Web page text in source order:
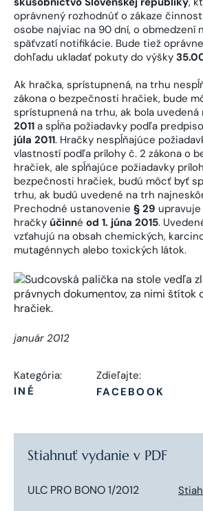
oprávnený rozhodnúť o zákaze
osobe najviac na 90 dní, o obmedzení
späťvzatí notifikácie. Bude tiež
dohľadu ukladať pokuty do výšky
Ak hračka, sprístupnená, na trhu
zákona o bezpečnosti hračiek, bude
sprístupnená na trhu, ak bola uvedená
2011 a spĺňa požiadavky podľa
júla 2011. Hračky nespĺňajúce
vlastností podľa prílohy č. 2 zákona o
hračiek, ale spĺňajúce požiadavky
bezpečnosti hračiek, budú môcť byť
trhu, ak budú uvedené na trh
Prechodné ustanovenie § 29
hračky účinné od 1. júna 2015.
vzťahujú na obsah chemických,
mutagénnych alebo toxických látok.
január 2012
Kategória:
INÉ
Zdieľajte:
FACEBOOK
Stiahnuť vydanie v PDF
ULC PRO BONO 1/2012